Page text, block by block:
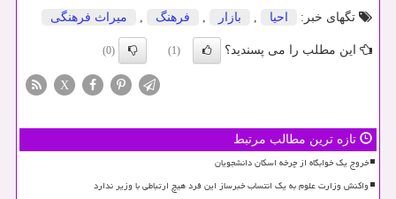
تگهای خبر:
احیا , بازار , فرهنگ , میراث فرهنگی
این مطلب را می پسندید؟ (1)
(0)
X
تازه ترین مطالب مرتبط
خروج یک خوابگاه از چرخه اسکان دانشجویان
واکنش وزارت علوم به یک انتساب خبرساز این فرد هیچ ارتباطی با وزیر ندارد